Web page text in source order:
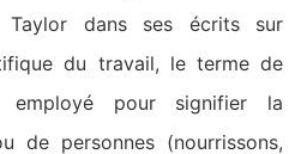
Taylor dans ses écrits sur
du travail, le terme de
employé pour signifier la
de personnes (nourrissons,